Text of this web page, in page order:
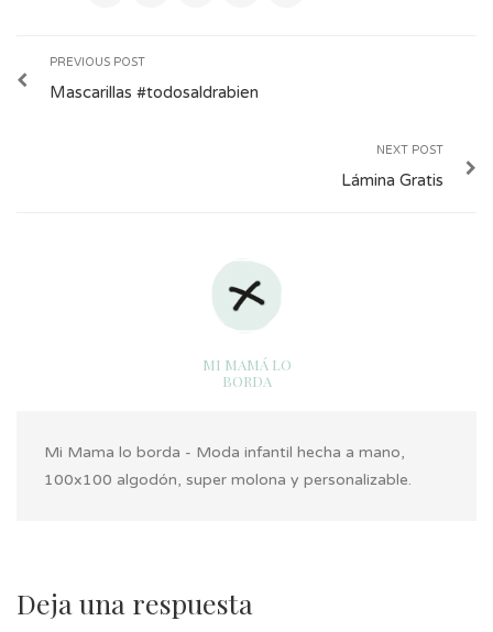
PREVIOUS POST
Mascarillas #todosaldrabien
NEXT POST
Lámina Gratis
MI MAMÁ LO
BORDA
Mi Mama lo borda - Moda infantil hecha a mano,
100x100 algodón, super molona y personalizable.
Deja una respuesta